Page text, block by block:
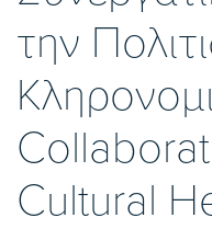
την
Cultural